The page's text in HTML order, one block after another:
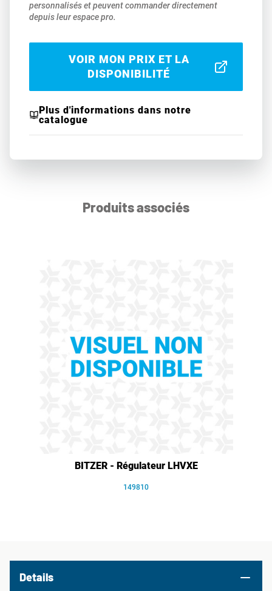
personnalisés et peuvent commander directement
depuis leur espace pro.
VOIR MON PRIX ET LA
DISPONIBILITÉ
Plus d'informations dans notre
catalogue
Produits associés
BITZER - Régulateur LHVXE
149810
Details